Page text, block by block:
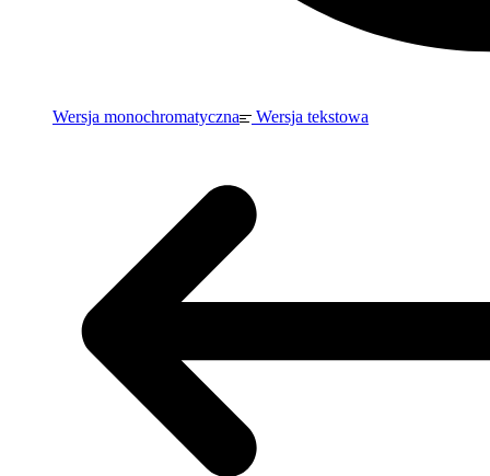
Wersja monochromatyczna Wersja tekstowa